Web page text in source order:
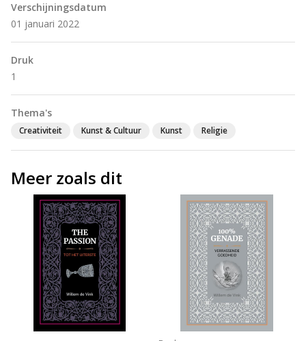
Verschijningsdatum
01 januari 2022
Druk
1
Thema's
Creativiteit Kunst & Cultuur Kunst Religie
Meer zoals dit